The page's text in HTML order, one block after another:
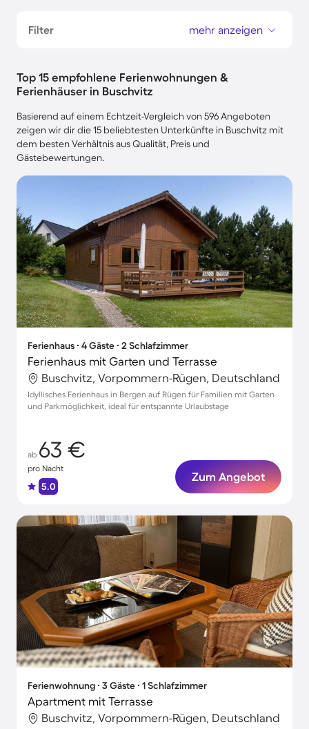
Filter mehr anzeigen
Top 15 empfohlene Ferienwohnungen &
Ferienhäuser in Buschvitz
Basierend auf einem Echtzeit-Vergleich von 596 Angeboten
zeigen wir dir die 15 beliebtesten Unterkünfte in Buschvitz mit
dem besten Verhältnis aus Qualität, Preis und
Gästebewertungen.
Ferienhaus ∙ 4 Gäste ∙ 2 Schlafzimmer
Ferienhaus mit Garten und Terrasse
Buschvitz, Vorpommern-Rügen, Deutschland
Idyllisches Ferienhaus in Bergen auf Rügen für Familien mit Garten
und Parkmöglichkeit, ideal für entspannte Urlaubstage
ab 63 €
pro Nacht
5.0
Zum Angebot
Ferienwohnung ∙ 3 Gäste ∙ 1 Schlafzimmer
Apartment mit Terrasse
Buschvitz, Vorpommern-Rügen, Deutschland